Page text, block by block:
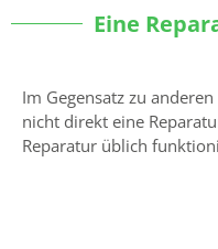
Eine
Im Gegensatz zu
nicht direkt eine
Reparatur üblich